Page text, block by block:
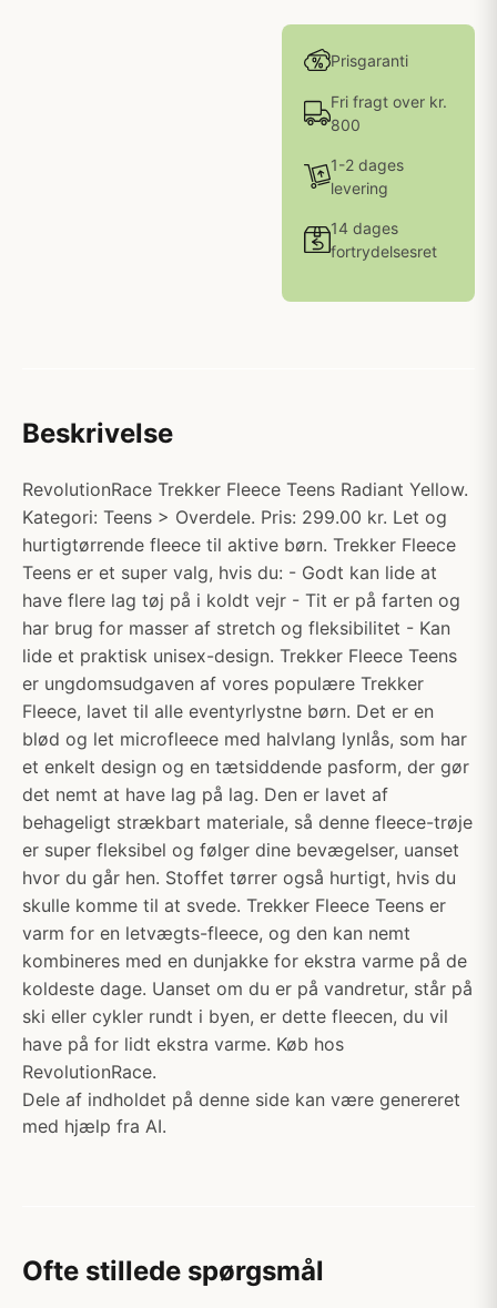
Prisgaranti
Fri fragt over kr.
800
1-2 dages
levering
14 dages
fortrydelsesret
Beskrivelse
RevolutionRace Trekker Fleece Teens Radiant Yellow.
Kategori: Teens > Overdele. Pris: 299.00 kr. Let og
hurtigtørrende fleece til aktive børn. Trekker Fleece
Teens er et super valg, hvis du: - Godt kan lide at
have flere lag tøj på i koldt vejr - Tit er på farten og
har brug for masser af stretch og fleksibilitet - Kan
lide et praktisk unisex-design. Trekker Fleece Teens
er ungdomsudgaven af vores populære Trekker
Fleece, lavet til alle eventyrlystne børn. Det er en
blød og let microfleece med halvlang lynlås, som har
et enkelt design og en tætsiddende pasform, der gør
det nemt at have lag på lag. Den er lavet af
behageligt strækbart materiale, så denne fleece-trøje
er super fleksibel og følger dine bevægelser, uanset
hvor du går hen. Stoffet tørrer også hurtigt, hvis du
skulle komme til at svede. Trekker Fleece Teens er
varm for en letvægts-fleece, og den kan nemt
kombineres med en dunjakke for ekstra varme på de
koldeste dage. Uanset om du er på vandretur, står på
ski eller cykler rundt i byen, er dette fleecen, du vil
have på for lidt ekstra varme. Køb hos
RevolutionRace.
Dele af indholdet på denne side kan være genereret
med hjælp fra AI.
Ofte stillede spørgsmål